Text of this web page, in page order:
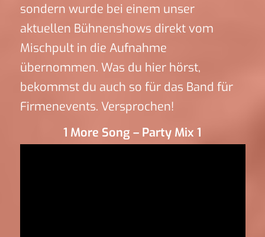
sondern wurde bei einem unser
aktuellen Bühnenshows direkt vom
Mischpult in die Aufnahme
übernommen. Was du hier hörst,
bekommst du auch so für das Band für
Firmenevents. Versprochen!
1 More Song – Party Mix 1